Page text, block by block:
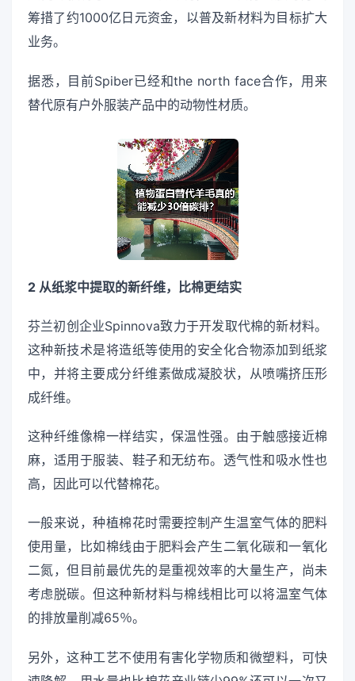
筹措了约1000亿日元资金，以普及新材料为目标扩大
业务。
据悉，目前Spiber已经和the north face合作，用来
替代原有户外服装产品中的动物性材质。
2 从纸浆中提取的新纤维，比棉更结实
芬兰初创企业Spinnova致力于开发取代棉的新材料。
这种新技术是将造纸等使用的安全化合物添加到纸浆
中，并将主要成分纤维素做成凝胶状，从喷嘴挤压形
成纤维。
这种纤维像棉一样结实，保温性强。由于触感接近棉
麻，适用于服装、鞋子和无纺布。透气性和吸水性也
高，因此可以代替棉花。
一般来说，种植棉花时需要控制产生温室气体的肥料
使用量，比如棉线由于肥料会产生二氧化碳和一氧化
二氮，但目前最优先的是重视效率的大量生产，尚未
考虑脱碳。但这种新材料与棉线相比可以将温室气体
的排放量削减65％。
另外，这种工艺不使用有害化学物质和微塑料，可快